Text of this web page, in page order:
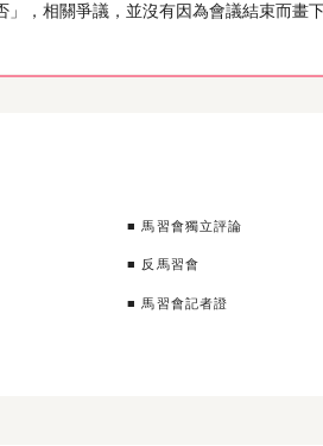
，相關爭議，並沒有因為會議結束而畫下
■ 馬習會獨立評論
■ 反馬習會
■ 馬習會記者證